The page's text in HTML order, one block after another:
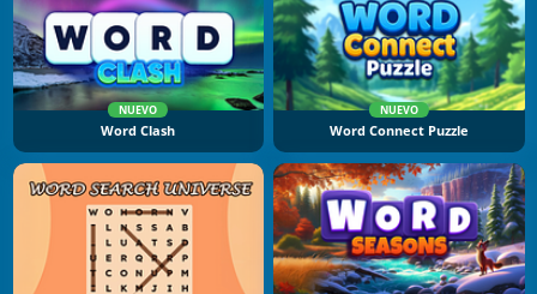
NUEVO
Word Clash
NUEVO
Word Connect Puzzle